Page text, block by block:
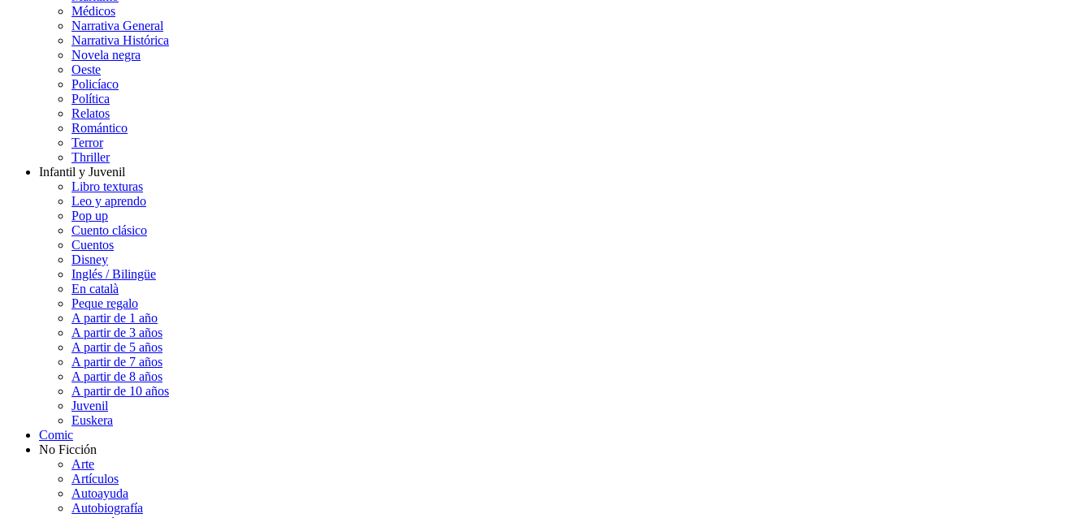
Médicos
Narrativa General
Narrativa Histórica
Novela negra
Oeste
Policíaco
Política
Relatos
Romántico
Terror
Thriller
Infantil y Juvenil
Libro texturas
Leo y aprendo
Pop up
Cuento clásico
Cuentos
Disney
Inglés / Bilingüe
En català
Peque regalo
A partir de 1 año
A partir de 3 años
A partir de 5 años
A partir de 7 años
A partir de 8 años
A partir de 10 años
Juvenil
Euskera
Comic
No Ficción
Arte
Artículos
Autoayuda
Autobiografía